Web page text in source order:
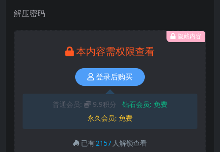
解压密码
隐藏内容
本内容需权限查看
登录后购买
普通会员: 9.9积分 钻石会员: 免费
永久会员: 免费
已有2157 人解锁查看